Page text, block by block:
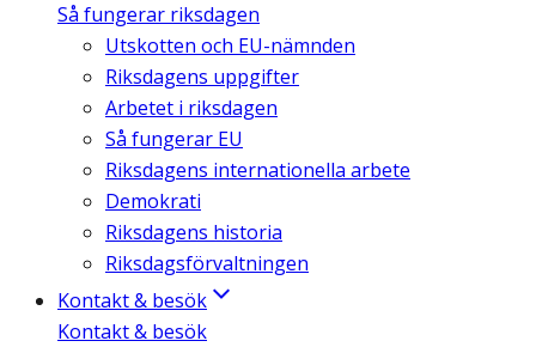
Så fungerar riksdagen
Utskotten och EU-nämnden
Riksdagens uppgifter
Arbetet i riksdagen
Så fungerar EU
Riksdagens internationella arbete
Demokrati
Riksdagens historia
Riksdagsförvaltningen
Kontakt & besök
Kontakt & besök